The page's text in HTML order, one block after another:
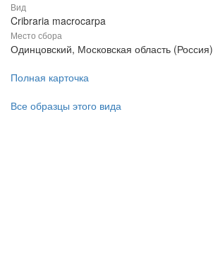
Вид
Cribraria macrocarpa
Место сбора
Одинцовский, Московская область (Россия)
Полная карточка
Все образцы этого вида